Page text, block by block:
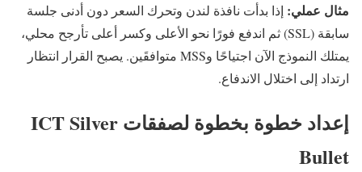
مثال عملي: إذا بدأت نافذة لندن وتحرك السعر دون أدنى جلسة
سابقة (SSL) ثم اندفع فورًا نحو الأعلى وكسر أعلى تأرجح محلي،
يمتلك النموذج الآن اجتياحًا وMSS متوافقَين. يصبح القرار انتظار
ارتداد إلى اختلال الاندفاع.
إعداد خطوة بخطوة لصفقات ICT Silver
Bullet